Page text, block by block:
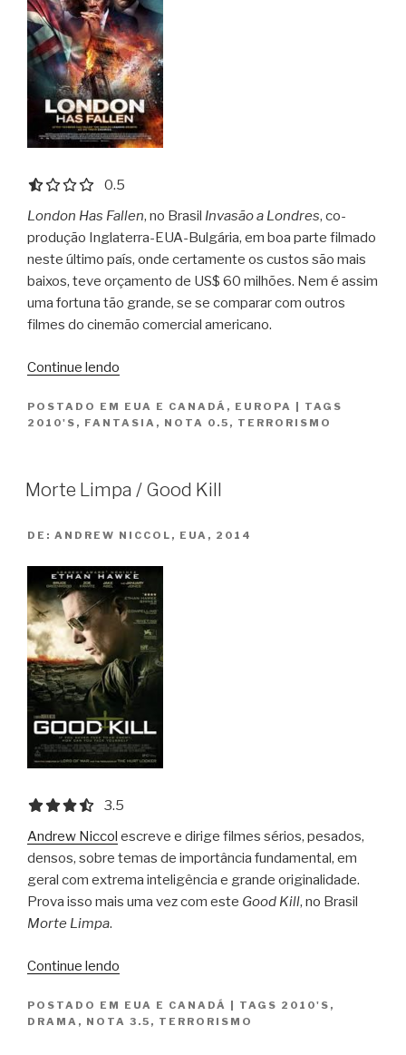
0.5 out of 5.0 stars
0.5
London Has Fallen, no Brasil Invasão a Londres, co-
produção Inglaterra-EUA-Bulgária, em boa parte filmado
neste último país, onde certamente os custos são mais
baixos, teve orçamento de US$ 60 milhões. Nem é assim
uma fortuna tão grande, se se comparar com outros
filmes do cinemão comercial americano.
Continue lendo
Londres
/
Fallen”
POSTADO EM EUA E CANADÁ , EUROPA
TAGS
2010'S , FANTASIA , NOTA 0.5 , TERRORISMO
Morte Limpa / Good Kill
DE: ANDREW NICCOL, EUA, 2014
3.5 out of 5.0 stars
3.5
Andrew Niccol escreve e dirige filmes sérios, pesados,
densos, sobre temas de importância fundamental, em
geral com extrema inteligência e grande originalidade.
Prova isso mais uma vez com este Good Kill, no Brasil
Morte Limpa.
Continue lendo
Good
POSTADO EM EUA E CANADÁ TAGS 2010'S ,
DRAMA , NOTA 3.5 , TERRORISMO